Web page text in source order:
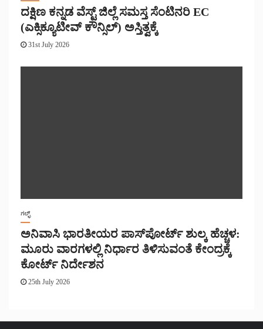
ದಕ್ಷಿಣ ಕನ್ನಡ ವೆಸ್ಟ್ ಜಿಲ್ಲೆ ಸಮಸ್ತ ಸೆಂಟಿನರಿ EC
(ಎಕ್ಸಿಕ್ಯೂಟೀವ್ ಕೌನ್ಸಿಲ್) ಅಸ್ತಿತ್ವಕ್ಕೆ
31st July 2026
ಗಲ್ಫ್
ಅನಿವಾಸಿ ಭಾರತೀಯರ ಪಾಸ್‌ಪೋರ್ಟ್ ಶುಲ್ಕ ಹೆಚ್ಚಳ:
ಮೂರು ವಾರಗಳಲ್ಲಿ ನಿರ್ಧಾರ ತಿಳಿಸುವಂತೆ ಕೇಂದ್ರಕ್ಕೆ
ಕೋರ್ಟ್ ನಿರ್ದೇಶನ
25th July 2026